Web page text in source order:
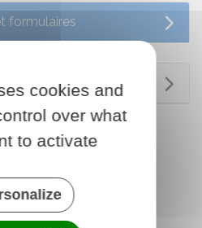
formulaires
cookies and
over what
to activate